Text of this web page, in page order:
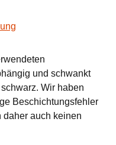
und schwankt
Wir haben
Beschichtungsfehler
auch keinen